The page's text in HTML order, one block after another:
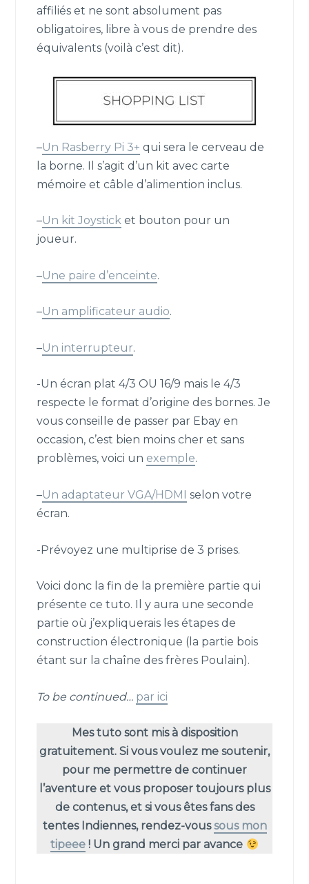
affiliés et ne sont absolument pas
obligatoires, libre à vous de prendre des
équivalents (voilà c’est dit).
–Un Rasberry Pi 3+ qui sera le cerveau de
la borne. Il s’agit d’un kit avec carte
mémoire et câble d’alimention inclus.
–Un kit Joystick et bouton pour un
joueur.
–Une paire d’enceinte.
–Un amplificateur audio.
–Un interrupteur.
-Un écran plat 4/3 OU 16/9 mais le 4/3
respecte le format d’origine des bornes. Je
vous conseille de passer par Ebay en
occasion, c’est bien moins cher et sans
problèmes, voici un exemple.
–Un adaptateur VGA/HDMI selon votre
écran.
-Prévoyez une multiprise de 3 prises.
Voici donc la fin de la première partie qui
présente ce tuto. Il y aura une seconde
partie où j’expliquerais les étapes de
construction électronique (la partie bois
étant sur la chaîne des frères Poulain).
To be continued… par ici
Mes tuto sont mis à disposition
gratuitement. Si vous voulez me soutenir,
pour me permettre de continuer
l’aventure et vous proposer toujours plus
de contenus, et si vous êtes fans des
tentes Indiennes, rendez-voussous mon
tipeee ! Un grand merci par avance